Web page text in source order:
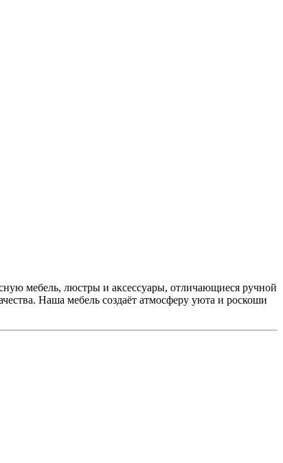
мебель, люстры и аксессуары, отличающиеся ручной
Наша мебель создаёт атмосферу уюта и роскоши